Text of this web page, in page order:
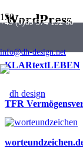
+49 (0)89 374 192 80
info@dh-design.net
WordPress
KLARtextLEBEN
TFR